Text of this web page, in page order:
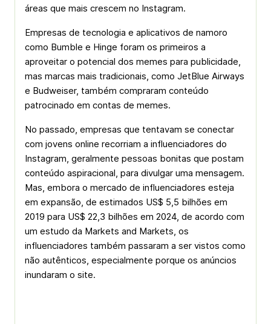
áreas que mais crescem no Instagram.
Empresas de tecnologia e aplicativos de namoro
como Bumble e Hinge foram os primeiros a
aproveitar o potencial dos memes para publicidade,
mas marcas mais tradicionais, como JetBlue Airways
e Budweiser, também compraram conteúdo
patrocinado em contas de memes.
No passado, empresas que tentavam se conectar
com jovens online recorriam a influenciadores do
Instagram, geralmente pessoas bonitas que postam
conteúdo aspiracional, para divulgar uma mensagem.
Mas, embora o mercado de influenciadores esteja
em expansão, de estimados US$ 5,5 bilhões em
2019 para US$ 22,3 bilhões em 2024, de acordo com
um estudo da Markets and Markets, os
influenciadores também passaram a ser vistos como
não autênticos, especialmente porque os anúncios
inundaram o site.